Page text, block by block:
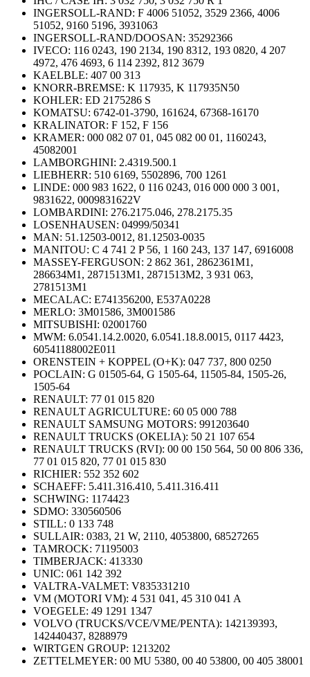
INGERSOLL-RAND: F 4006 51052, 3529 2366, 4006
51052, 9160 5196, 3931063
INGERSOLL-RAND/DOOSAN: 35292366
IVECO: 116 0243, 190 2134, 190 8312, 193 0820, 4 207
4972, 476 4693, 6 114 2392, 812 3679
KAELBLE: 407 00 313
KNORR-BREMSE: K 117935, K 117935N50
KOHLER: ED 2175286 S
KOMATSU: 6742-01-3790, 161624, 67368-16170
KRALINATOR: F 152, F 156
KRAMER: 000 082 07 01, 045 082 00 01, 1160243,
45082001
LAMBORGHINI: 2.4319.500.1
LIEBHERR: 510 6169, 5502896, 700 1261
LINDE: 000 983 1622, 0 116 0243, 016 000 000 3 001,
9831622, 0009831622V
LOMBARDINI: 276.2175.046, 278.2175.35
LOSENHAUSEN: 04999/50341
MAN: 51.12503-0012, 81.12503-0035
MANITOU: C 4 741 2 P 56, 1 160 243, 137 147, 6916008
MASSEY-FERGUSON: 2 862 361, 2862361M1,
286634M1, 2871513M1, 2871513M2, 3 931 063,
2781513M1
MECALAC: E741356200, E537A0228
MERLO: 3M01586, 3M001586
MITSUBISHI: 02001760
MWM: 6.0541.14.2.0020, 6.0541.18.8.0015, 0117 4423,
60541188002E011
ORENSTEIN + KOPPEL (O+K): 047 737, 800 0250
POCLAIN: G 01505-64, G 1505-64, 11505-84, 1505-26,
1505-64
RENAULT: 77 01 015 820
RENAULT AGRICULTURE: 60 05 000 788
RENAULT SAMSUNG MOTORS: 991203640
RENAULT TRUCKS (OKELIA): 50 21 107 654
RENAULT TRUCKS (RVI): 00 00 150 564, 50 00 806 336,
77 01 015 820, 77 01 015 830
RICHIER: 552 352 602
SCHAEFF: 5.411.316.410, 5.411.316.411
SCHWING: 1174423
SDMO: 330560506
STILL: 0 133 748
SULLAIR: 0383, 21 W, 2110, 4053800, 68527265
TAMROCK: 71195003
TIMBERJACK: 413330
UNIC: 061 142 392
VALTRA-VALMET: V835331210
VM (MOTORI VM): 4 531 041, 45 310 041 A
VOEGELE: 49 1291 1347
VOLVO (TRUCKS/VCE/VME/PENTA): 142139393,
142440437, 8288979
WIRTGEN GROUP: 1213202
ZETTELMEYER: 00 MU 5380, 00 40 53800, 00 405 38001